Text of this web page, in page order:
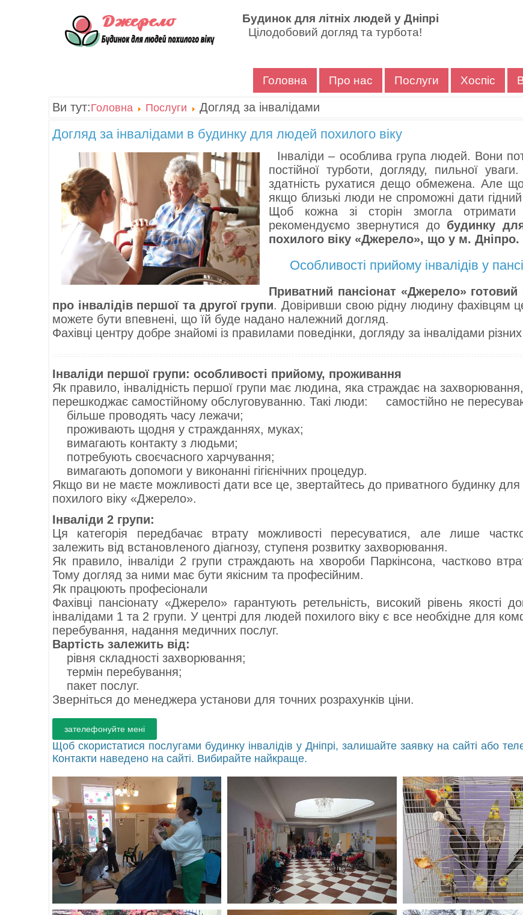
Будинок для літніх людей у Дніпрі
Цілодобовий догляд та турбота!
Головна Про нас Послуги Хоспіс
Ви тут:Головна Послуги Догляд за інвалідами
Догляд за інвалідами в будинку для людей похилого віку
Інваліди – особлива група людей. Вони
постійної турботи, догляду, пильної
здатність рухатися дещо обмежена. Але
якщо близькі люди не спроможні дати
Щоб кожна зі сторін змогла отримати
рекомендуємо звернутися до будинку
похилого віку «Джерело», що у м. Дніпро.
Особливості прийому інвалідів у
Приватний пансіонат «Джерело» готовий
про інвалідів першої та другої групи. Довіривши свою рідну людину фахівцям
можете бути впевнені, що їй буде надано належний догляд.
Фахівці центру добре знайомі із правилами поведінки, догляду за інвалідами
Інваліди першої групи: особливості прийому, проживання
Як правило, інвалідність першої групи має людина, яка страждає на
перешкоджає самостійному обслуговуванню. Такі люди: самостійно не
більше проводять часу лежачи;
проживають щодня у стражданнях, муках;
вимагають контакту з людьми;
потребують своєчасного харчування;
вимагають допомоги у виконанні гігієнічних процедур.
Якщо ви не маєте можливості дати все це, звертайтесь до приватного будинку
похилого віку «Джерело».
Інваліди 2 групи:
Ця категорія передбачає втрату можливості пересуватися, але лише
залежить від встановленого діагнозу, ступеня розвитку захворювання.
Як правило, інваліди 2 групи страждають на хвороби Паркінсона, частково
Тому догляд за ними має бути якісним та професійним.
Як працюють професіонали
Фахівці пансіонату «Джерело» гарантують ретельність, високий рівень якості
інвалідами 1 та 2 групи. У центрі для людей похилого віку є все необхідне для
перебування, надання медичних послуг.
Вартість залежить від:
рівня складності захворювання;
термін перебування;
пакет послуг.
Зверніться до менеджера установи для точних розрахунків ціни.
Щоб скористатися послугами будинку інвалідів у Дніпрі, залишайте заявку на сайті або
Контакти наведено на сайті. Вибирайте найкраще.